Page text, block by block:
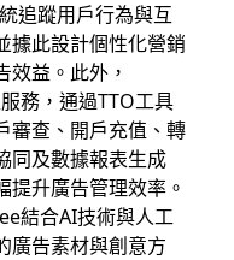
追蹤用戶行為與互
據此設計個性化營銷
效益。此外，
務，通過TTO工具
審查、開戶充值、轉
同及數據報表生成
提升廣告管理效率。
結合AI技術與人工
廣告素材與創意方